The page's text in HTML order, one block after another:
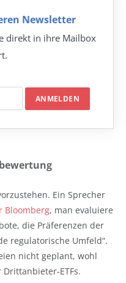
Newsletter
direkt in ihre Mailbox
Ein Sprecher
Bloomberg, man evaluiere
die Präferenzen der
regulatorische Umfeld“.
nicht geplant, wohl
ETFs.